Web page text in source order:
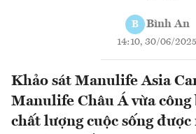
B Bình An
14:10, 30/06/2025
Khảo sát Manulife Asia
Manulife Châu Á vừa công
chất lượng cuộc sống